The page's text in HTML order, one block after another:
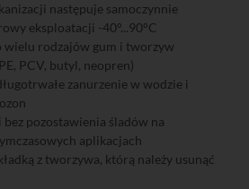
następuje samoczynnie
eksploatacji -40°...90°C
wielu rodzajów gum i tworzyw
PCV, butyl, neopren)
zanurzenie w wodzie i
pozostawienia śladów na
aplikacjach
z tworzywa, którą należy usunąć